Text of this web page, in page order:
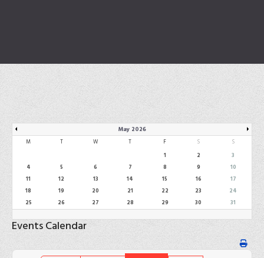
May 2026
M T W T F S
S
1
2
3
4
5 6 7 8 9
10
11
12 13 14 15 16
17
18
19 20 21 22 23
24
25
26 27 28 29 30 31
Events Calendar